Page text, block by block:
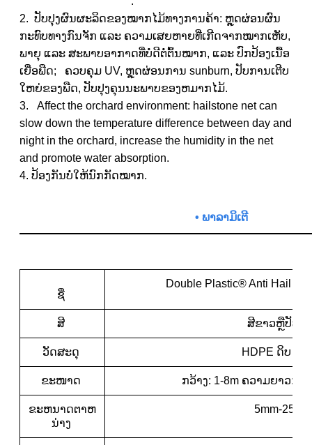
2. ປັບປຸງຜົນຜະລິດຂອງໝາກໄມ້ທາງການຄ້າ: ຫຼຸດຜ່ອນຜົນ
ກະທົບທາງກົນຈັກ ແລະ ຄວາມເສຍຫາຍທີ່ເກີດຈາກໝາກເຫັບ,
ພາຍຸ ແລະ ສະພາບອາກາດທີ່ບໍ່ດີຕໍ່ຕົ້ນໝາກ, ແລະ ປົກປ້ອງເນື້ອ
ເຍື່ອພືດ; ຄວບຄຸມ UV, ຫຼຸດຜ່ອນການ sunburn, ປັບການເຕີບ
ໃຫຍ່ຂອງພືດ, ປັບປຸງຄຸນນະພາບຂອງຫມາກໄມ້.
3. Affect the orchard environment: hailstone net can
slow down the temperature difference between day and
night in the orchard, increase the humidity in the net
and promote water absorption.
4. ປ້ອງກັນບໍ່ໃຫ້ນົກກັດໝາກ.
• ພາລາມິເຕີ
ຊື່
Double Plastic® Anti Hail
ສີ ສີຂາວຫຼືປັບແ
ວັດສະດຸ HDPE ດິບ
ຂະໜາດ ກວ້າງ: 1-8m ຄວາມຍາວ: 1-
ຂະຫນາດຕາຫ
ນ່າງ
5mm-25mm